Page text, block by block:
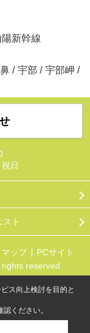
陽新幹線
/ 宇部 / 宇部岬 /
日
ト
ップ
PCサイト
reserved.
ス向上検討を目的と
認ください。